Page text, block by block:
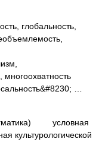
глобальность,
многоохватность
…
условная
культурологической